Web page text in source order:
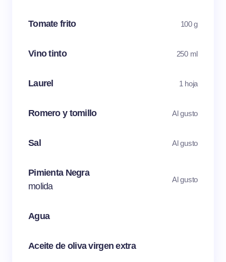
Tomate frito 100 g
Vino tinto 250 ml
Laurel 1 hoja
Romero y tomillo Al gusto
Sal Al gusto
Pimienta Negra
molida
Al gusto
Agua
Aceite de oliva virgen extra